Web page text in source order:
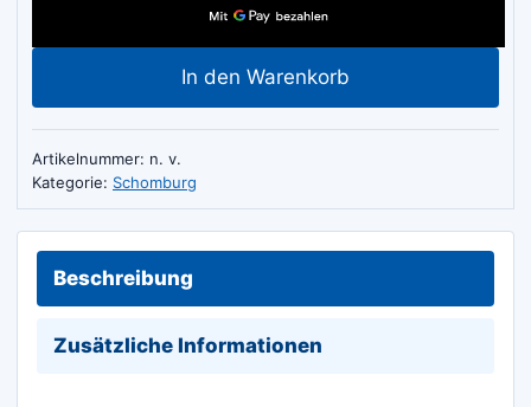
50M
Abdichtband
Dichtband
normale
Anforderungen
In den Warenkorb
Artikelnummer: n. v.
Kategorie: Schomburg
Beschreibung
Zusätzliche Informationen